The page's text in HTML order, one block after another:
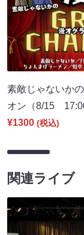
素敵じゃないか
オン（8/15
¥1300 (税込)
関連ライブ